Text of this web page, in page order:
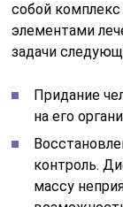
собой
элементами
задачи
Придание
на его
контроль.
массу